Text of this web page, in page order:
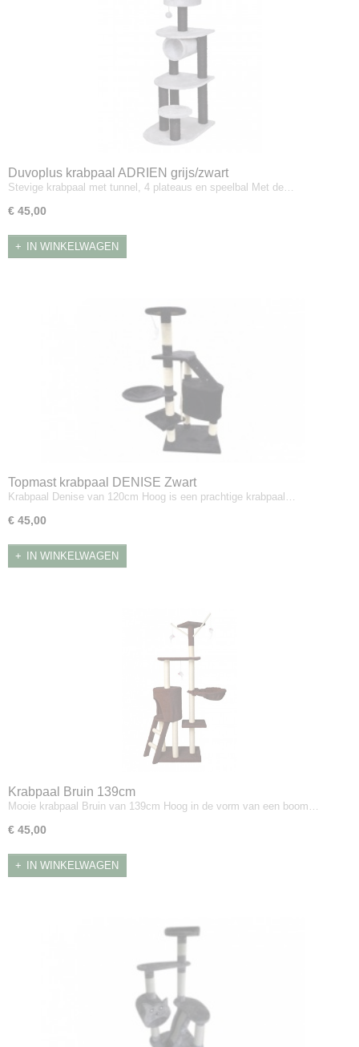
Duvoplus krabpaal ADRIEN grijs/zwart
Stevige krabpaal met tunnel, 4 plateaus en speelbal Met de…
€ 45,00
IN WINKELWAGEN
Topmast krabpaal DENISE Zwart
Krabpaal Denise van 120cm Hoog is een prachtige krabpaal…
€ 45,00
IN WINKELWAGEN
Krabpaal Bruin 139cm
Mooie krabpaal Bruin van 139cm Hoog in de vorm van een boom…
€ 45,00
IN WINKELWAGEN